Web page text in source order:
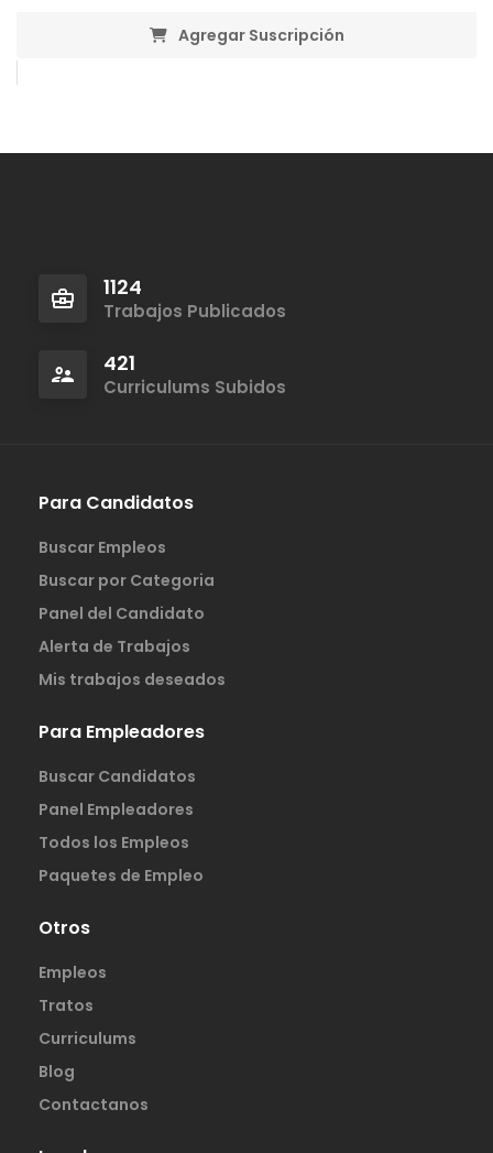
Agregar Suscripción
1124
Trabajos Publicados
421
Curriculums Subidos
Para Candidatos
Buscar Empleos
Buscar por Categoria
Panel del Candidato
Alerta de Trabajos
Mis trabajos deseados
Para Empleadores
Buscar Candidatos
Panel Empleadores
Todos los Empleos
Paquetes de Empleo
Otros
Empleos
Tratos
Curriculums
Blog
Contactanos